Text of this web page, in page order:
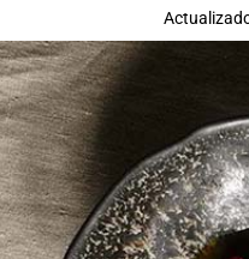
QUÉ HACER
TURISMO
TIENDA
AGENDA